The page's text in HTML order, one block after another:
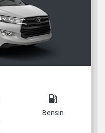
local_gas_station
Bensin